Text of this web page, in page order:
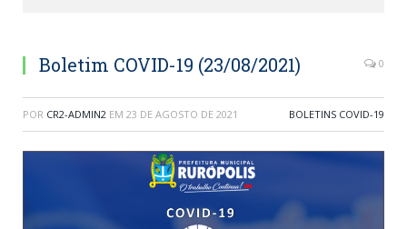
Boletim COVID-19 (23/08/2021) 0
POR CR2-ADMIN2 EM 23 DE AGOSTO DE 2021 BOLETINS COVID-19